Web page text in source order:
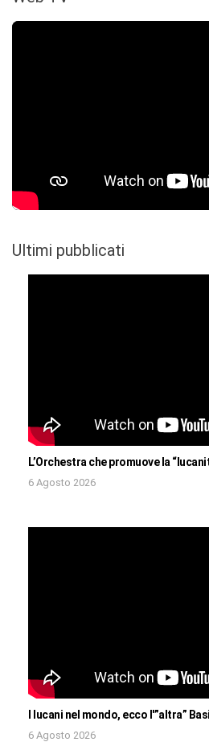
Ultimi pubblicati
L’Orchestra che promuove la
6 Agosto 2026
I lucani nel mondo, ecco l'”altra”
6 Agosto 2026